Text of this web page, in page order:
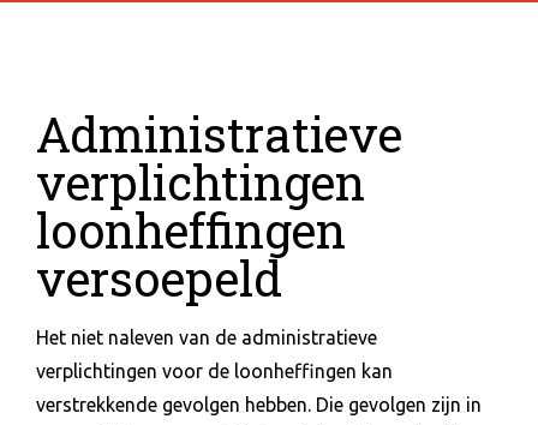
Administratieve
verplichtingen
loonheffingen
versoepeld
Het niet naleven van de administratieve
verplichtingen voor de loonheffingen kan
verstrekkende gevolgen hebben. Die gevolgen zijn in